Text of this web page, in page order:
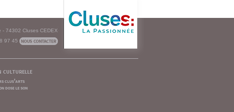
- 74302 Cluses CEDEX
97 45
culturelle
clus'arts
dose le son